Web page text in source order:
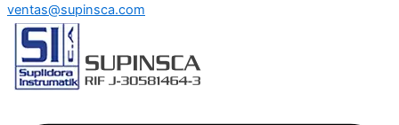
ventas@supinsca.com